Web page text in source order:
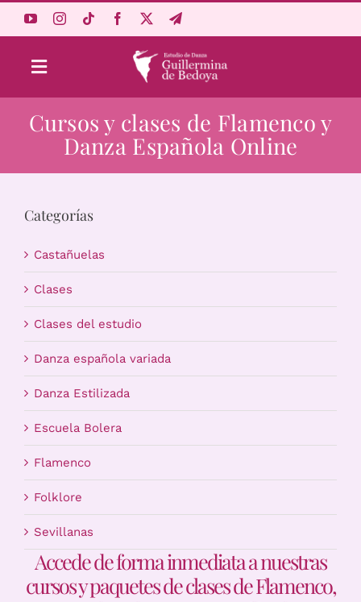
Toggle
Navigation
Aprende Online
Estudio
Carrito
Cursos y clases de Flamenco y
Danza Española Online
Categorías
Castañuelas
Clases
Clases del estudio
Danza española variada
Danza Estilizada
Escuela Bolera
Flamenco
Folklore
Sevillanas
Accede de forma inmediata a nuestras
cursos y paquetes de clases de Flamenco,